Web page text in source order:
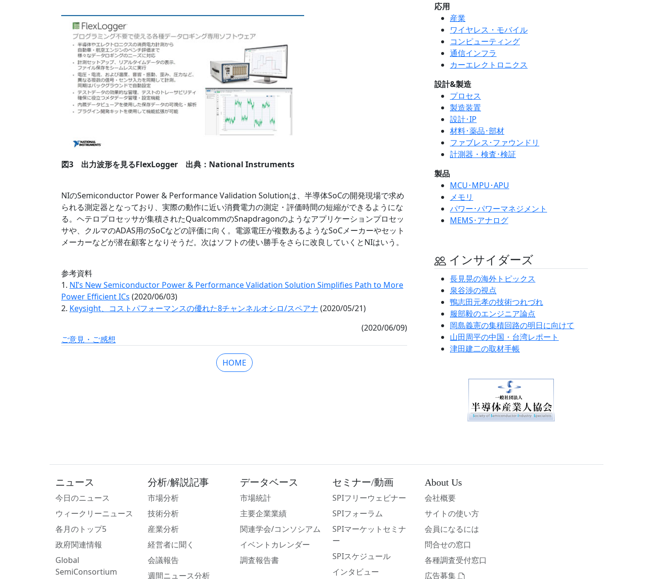
図3 出力波形を見るFlexLogger 出典：National Instruments
NIのSemiconductor Power & Performance Validation Solutionは、半導体SoCの開発現場で求め
られる測定器となっており、実際の動作に近い消費電力の測定・評価時間の短縮ができるようにな
る。ヘテロプロセッサが集積されたQualcommのSnapdragonのようなアプリケーションプロセッ
サや、クルマのADAS用のSoCなどの評価に向く。電源電圧が複数あるようなSoCメーカーやセット
メーカーなどが潜在顧客となりそうだ。次はソフトの使い勝手をさらに改良していくとNIはいう。
参考資料
1. NI’s New Semiconductor Power & Performance Validation Solution Simplifies Path to More
Power Efficient ICs (2020/06/03)
2. Keysight、コストパフォーマンスの優れた8チャンネルオシロ/スペアナ (2020/05/21)
(2020/06/09)
ご意見・ご感想
HOME
応用
産業
ワイヤレス・モバイル
コンピューティング
通信インフラ
カーエレクトロニクス
設計&製造
プロセス
製造装置
設計･IP
材料･薬品･部材
ファブレス･ファウンドリ
計測器・検査･検証
製品
MCU･MPU･APU
メモリ
パワー･パワーマネジメント
MEMS･アナログ
インサイダーズ
長見晃の海外トピックス
泉谷渉の視点
鴨志田元孝の技術つれづれ
服部毅のエンジニア論点
岡島義憲の集積回路の明日に向けて
山田周平の中国・台湾レポート
津田建二の取材手帳
ニュース
今日のニュース
ウィークリーニュース
各月のトップ5
政府関連情報
Global
SemiConsortium
分析/解説記事
市場分析
技術分析
産業分析
経営者に聞く
会議報告
週間ニュース分析
データベース
市場統計
主要企業業績
関連学会/コンソシアム
イベントカレンダー
調査報告書
セミナー/動画
SPIフリーウェビナー
SPIフォーラム
SPIマーケットセミナ
ー
SPIスケジュール
インタビュー
About Us
会社概要
サイトの使い方
会員になるには
問合せの窓口
各種調査受付窓口
広告募集